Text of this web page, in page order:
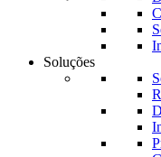
Soluções